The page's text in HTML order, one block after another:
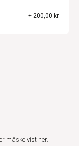
+ 200,00 kr.
måske vist her.